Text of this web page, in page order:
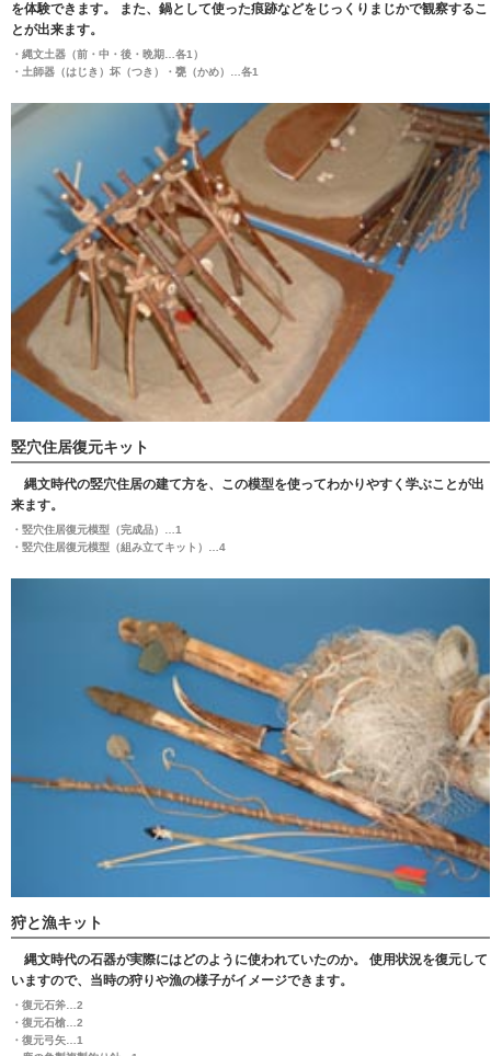
を体験できます。 また、鍋として使った痕跡などをじっくりまじかで観察するこ
とが出来ます。
・縄文土器（前・中・後・晩期…各1）
・土師器（はじき）坏（つき）・甕（かめ）…各1
竪穴住居復元キット
縄文時代の竪穴住居の建て方を、この模型を使ってわかりやすく学ぶことが出
来ます。
・竪穴住居復元模型（完成品）…1
・竪穴住居復元模型（組み立てキット）…4
狩と漁キット
縄文時代の石器が実際にはどのように使われていたのか。 使用状況を復元して
いますので、当時の狩りや漁の様子がイメージできます。
・復元石斧…2
・復元石槍…2
・復元弓矢…1